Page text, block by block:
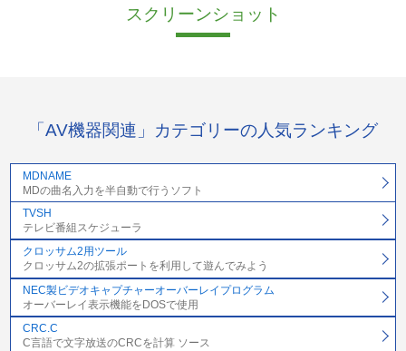
スクリーンショット
「AV機器関連」カテゴリーの人気ランキング
MDNAME
MDの曲名入力を半自動で行うソフト
TVSH
テレビ番組スケジューラ
クロッサム2用ツール
クロッサム2の拡張ポートを利用して遊んでみよう
NEC製ビデオキャプチャーオーバーレイプログラム
オーバーレイ表示機能をDOSで使用
CRC.C
C言語で文字放送のCRCを計算 ソース